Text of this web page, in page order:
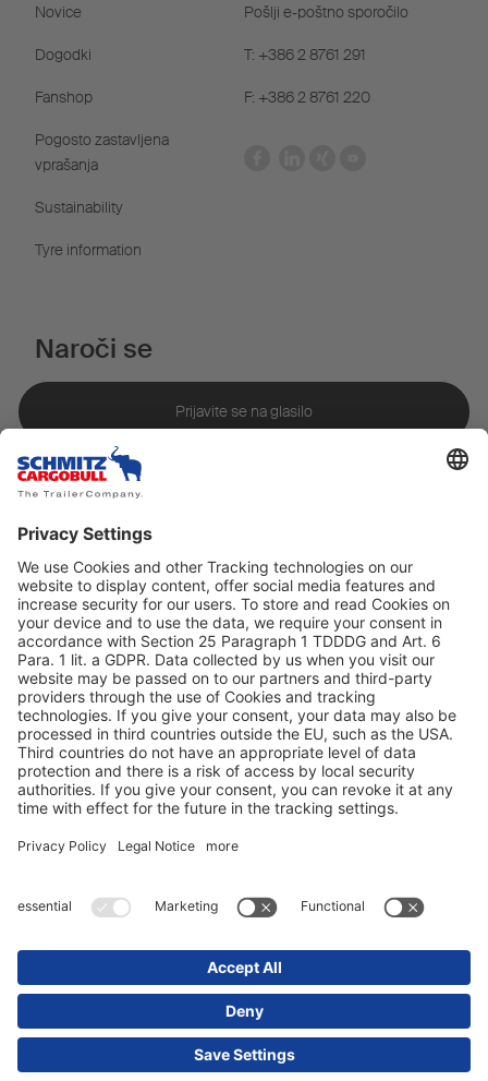
Novice
Dogodki
Fanshop
Pogosto zastavljena
vprašanja
Sustainability
Tyre information
Pošlji e-poštno sporočilo
T: +386 2 8761 291
F: +386 2 8761 220
Naroči se
Zaščita podatkovImpresum / pravni nasveti
© 2025 Schmitz Cargobull. All Rights Reserved